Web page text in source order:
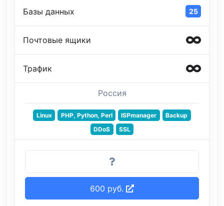
Базы данных 25
Почтовые ящики
Трафик
Россия
Linux PHP, Python, Perl ISPmanager
Backup
DDoS
SSL
600 руб.